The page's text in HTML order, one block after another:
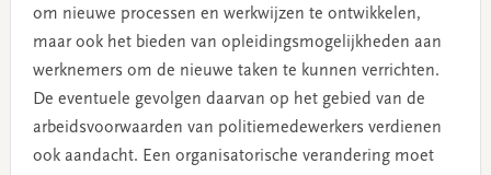
om nieuwe processen en werkwijzen te ontwikkelen,
maar ook het bieden van opleidingsmogelijkheden aan
werknemers om de nieuwe taken te kunnen verrichten.
De eventuele gevolgen daarvan op het gebied van de
arbeidsvoorwaarden van politiemedewerkers verdienen
ook aandacht. Een organisatorische verandering moet